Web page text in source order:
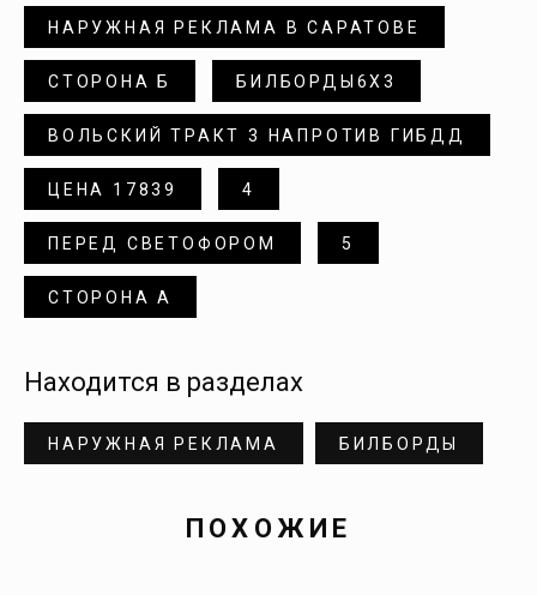
Долина
Донгуз
Дубки
Духовницкое
Дьяковка
Екатериновка
Елизаветино
НАРУЖНАЯ РЕКЛАМА В САРАТОВЕ
СТОРОНА Б БИЛБОРДЫ6Х3
ВОЛЬСКИЙ ТРАКТ 3 НАПРОТИВ ГИБДД
ЦЕНА 17839 4
ПЕРЕД СВЕТОФОРОМ 5
СТОРОНА А
Находится в разделах
НАРУЖНАЯ РЕКЛАМА БИЛБОРДЫ
ПОХОЖИЕ